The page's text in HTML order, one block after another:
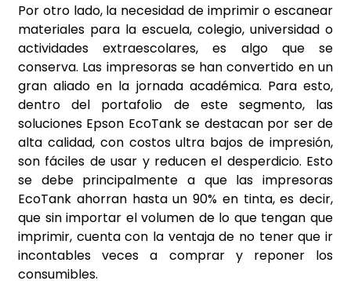
Por otro lado, la necesidad de imprimir o escanear
materiales para la escuela, colegio, universidad o
actividades extraescolares, es algo que se
conserva. Las impresoras se han convertido en un
gran aliado en la jornada académica. Para esto,
dentro del portafolio de este segmento, las
soluciones Epson EcoTank se destacan por ser de
alta calidad, con costos ultra bajos de impresión,
son fáciles de usar y reducen el desperdicio. Esto
se debe principalmente a que las impresoras
EcoTank ahorran hasta un 90% en tinta, es decir,
que sin importar el volumen de lo que tengan que
imprimir, cuenta con la ventaja de no tener que ir
incontables veces a comprar y reponer los
consumibles.